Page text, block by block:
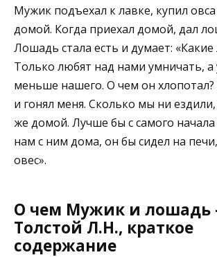
Мужик подъехал к лавке, купил
домой. Когда приехал домой, дал
Лошадь стала есть и думает:
Только любят над нами умничать, а
меньше нашего. О чем он хлопотал?
и гонял меня. Сколько мы ни
же домой. Лучше бы с самого начала
нам с ним дома, он бы сидел на
овес».
О чем Мужик и
Толстой Л.Н., краткое
содержание